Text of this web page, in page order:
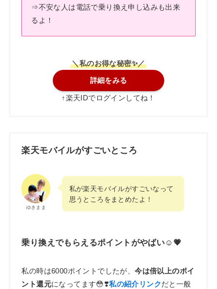
⇒不安な人は電話で乗り換え申し込みも出来
るよ ！
＼私のお得な秘密✨／
詳細をみる
↑楽天IDでログインしてね！
楽天モバイルがすごいところ
ゆきまま
私が楽天モバイルがすごいなって
思うところをまとめたよ！
乗り換えでもらえるポイントがやばい☺️💗
私の時は6000ポイントでしたが、今は倍以上のポイ
ント還元になってます😳❣️私の紹介リンクだと一般